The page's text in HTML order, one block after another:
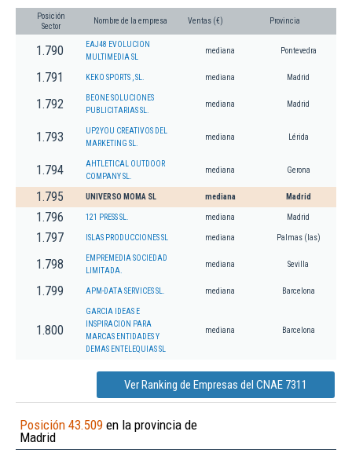
Posición
Sector
Nombre de la empresa Ventas (€) Provincia
1.790
EAJ48 EVOLUCION
MULTIMEDIA SL
mediana Pontevedra
1.791 KEKO SPORTS , SL. mediana Madrid
1.792
BEONE SOLUCIONES
PUBLICITARIAS SL.
mediana Madrid
1.793
UP2YOU CREATIVOS DEL
MARKETING SL.
mediana Lérida
1.794
AHTLETICAL OUTDOOR
COMPANY SL.
mediana Gerona
1.795 UNIVERSO MOMA SL mediana Madrid
1.796 121 PRESS SL. mediana Madrid
1.797 ISLAS PRODUCCIONES SL mediana Palmas (las)
1.798
EMPREMEDIA SOCIEDAD
LIMITADA.
mediana Sevilla
1.799 APM-DATA SERVICES SL. mediana Barcelona
1.800
GARCIA IDEAS E
INSPIRACION PARA
MARCAS ENTIDADES Y
DEMAS ENTELEQUIAS SL
mediana Barcelona
Ver Ranking de Empresas del CNAE 7311
Posición 43.509 en la provincia de
Madrid